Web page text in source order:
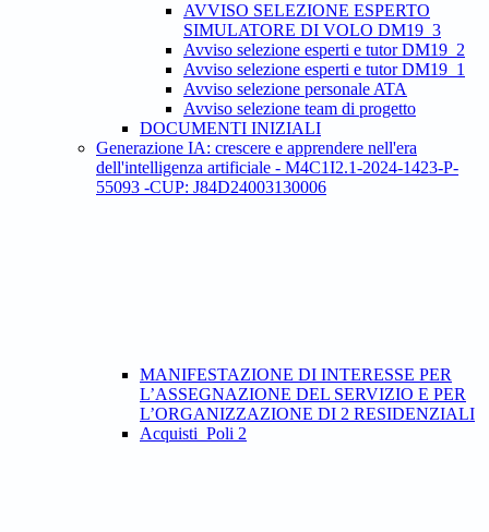
AVVISO SELEZIONE ESPERTO
SIMULATORE DI VOLO DM19_3
Avviso selezione esperti e tutor DM19_2
Avviso selezione esperti e tutor DM19_1
Avviso selezione personale ATA
Avviso selezione team di progetto
DOCUMENTI INIZIALI
Generazione IA: crescere e apprendere nell'era
dell'intelligenza artificiale - M4C1I2.1-2024-1423-P-
55093 -CUP: J84D24003130006
MANIFESTAZIONE DI INTERESSE PER
L’ASSEGNAZIONE DEL SERVIZIO E PER
L’ORGANIZZAZIONE DI 2 RESIDENZIALI
Acquisti_Poli 2